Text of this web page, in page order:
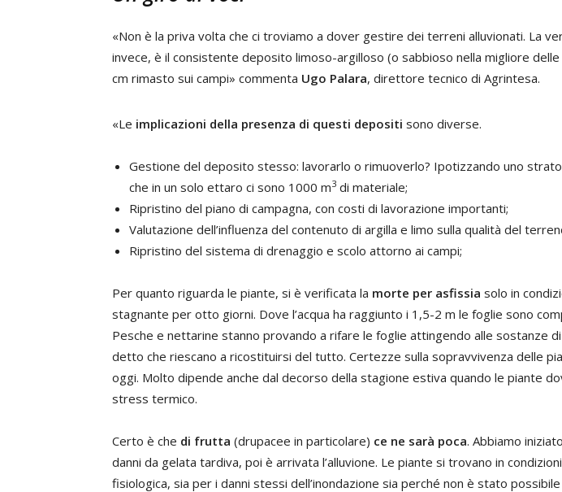
«Non è la priva volta che ci troviamo a dover gestire dei terreni alluvionati. La
invece, è il consistente deposito limoso-argilloso (o sabbioso nella migliore
cm rimasto sui campi» commenta Ugo Palara, direttore tecnico di Agrintesa.
«Le implicazioni della presenza di questi depositi sono diverse.
Gestione del deposito stesso: lavorarlo o rimuoverlo? Ipotizzando uno
che in un solo ettaro ci sono 1000 m3 di materiale;
Ripristino del piano di campagna, con costi di lavorazione importanti;
Valutazione dell’influenza del contenuto di argilla e limo sulla qualità del
Ripristino del sistema di drenaggio e scolo attorno ai campi;
Per quanto riguarda le piante, si è verificata la morte per asfissia solo in
stagnante per otto giorni. Dove l’acqua ha raggiunto i 1,5-2 m le foglie sono
Pesche e nettarine stanno provando a rifare le foglie attingendo alle sostanze
detto che riescano a ricostituirsi del tutto. Certezze sulla sopravvivenza delle
oggi. Molto dipende anche dal decorso della stagione estiva quando le piante
stress termico.
Certo è che di frutta (drupacee in particolare) ce ne sarà poca. Abbiamo
danni da gelata tardiva, poi è arrivata l’alluvione. Le piante si trovano in
fisiologica, sia per i danni stessi dell’inondazione sia perché non è stato